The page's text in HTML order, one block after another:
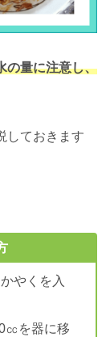
の量に注意し、
しておきます
やくを入
㏄を器に移